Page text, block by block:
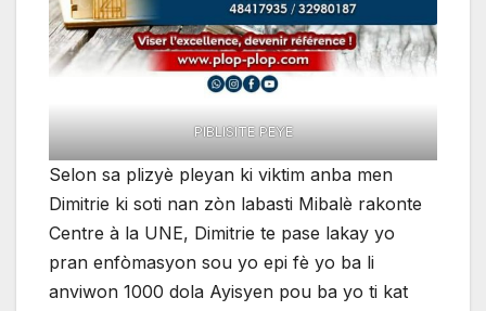
PIBLISITE PEYE
Selon sa plizyè pleyan ki viktim anba men
Dimitrie ki soti nan zòn labasti Mibalè rakonte
Centre à la UNE, Dimitrie te pase lakay yo
pran enfòmasyon sou yo epi fè yo ba li
anviwon 1000 dola Ayisyen pou ba yo ti kat